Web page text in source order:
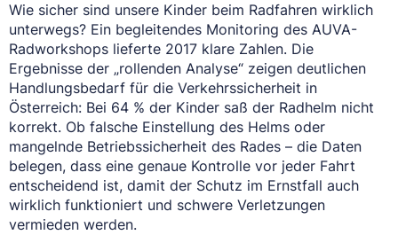
Wie sicher sind unsere Kinder beim Radfahren wirklich
unterwegs? Ein begleitendes Monitoring des AUVA-
Radworkshops lieferte 2017 klare Zahlen. Die
Ergebnisse der „rollenden Analyse“ zeigen deutlichen
Handlungsbedarf für die Verkehrssicherheit in
Österreich: Bei 64 % der Kinder saß der Radhelm nicht
korrekt. Ob falsche Einstellung des Helms oder
mangelnde Betriebssicherheit des Rades – die Daten
belegen, dass eine genaue Kontrolle vor jeder Fahrt
entscheidend ist, damit der Schutz im Ernstfall auch
wirklich funktioniert und schwere Verletzungen
vermieden werden.